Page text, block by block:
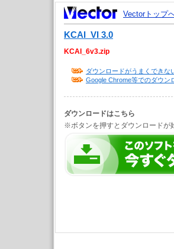
Vectorトップ
KCAI_VI 3.0
KCAI_6v3.zip
ダウンロードがうまくできな
Google Chrome等でのダウン
ダウンロードはこちら
※ボタンを押すとダウンロードが